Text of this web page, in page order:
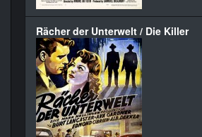
Rächer der Unterwelt / Die Killer